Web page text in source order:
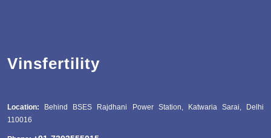
Vinsfertility
Location: Behind BSES Rajdhani Power Station, Katwaria Sarai, Delhi
110016